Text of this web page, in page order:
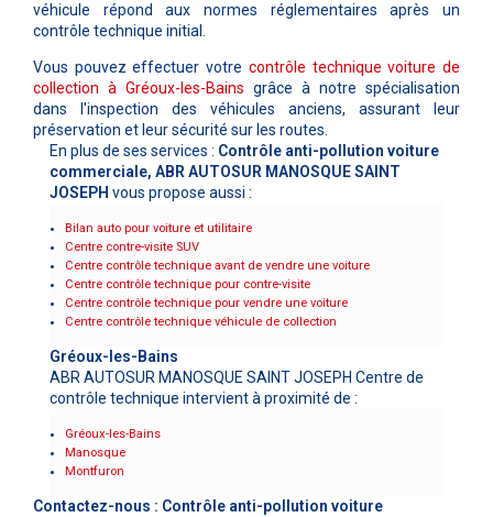
véhicule répond aux normes réglementaires après un
contrôle technique initial.
Vous pouvez effectuer votre contrôle technique voiture de
collection à Gréoux-les-Bains grâce à notre spécialisation
dans l'inspection des véhicules anciens, assurant leur
préservation et leur sécurité sur les routes.
En plus de ses services : Contrôle anti-pollution voiture
commerciale, ABR AUTOSUR MANOSQUE SAINT
JOSEPH vous propose aussi :
Bilan auto pour voiture et utilitaire
Centre contre-visite SUV
Centre contrôle technique avant de vendre une voiture
Centre contrôle technique pour contre-visite
Centre contrôle technique pour vendre une voiture
Centre contrôle technique véhicule de collection
Gréoux-les-Bains
ABR AUTOSUR MANOSQUE SAINT JOSEPH Centre de
contrôle technique intervient à proximité de :
Gréoux-les-Bains
Manosque
Montfuron
Contactez-nous : Contrôle anti-pollution voiture